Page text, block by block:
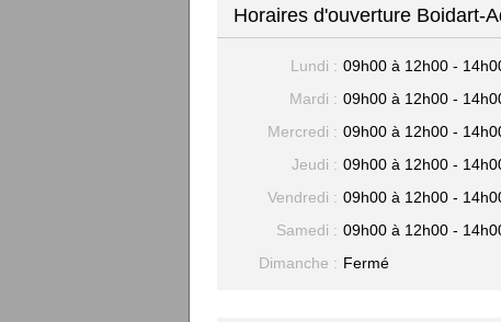
Horaires d'ouverture Boidart-
Lundi : 09h00 à 12h00 -
Mardi : 09h00 à 12h00 -
Mercredi : 09h00 à 12h00 -
Jeudi : 09h00 à 12h00 -
Vendredi : 09h00 à 12h00 -
Samedi : 09h00 à 12h00 -
Dimanche : Fermé